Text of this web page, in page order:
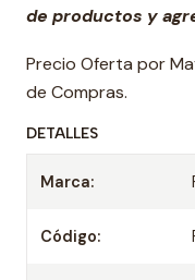
de productos y
Precio Oferta por
de Compras.
DETALLES
Marca:
Código: